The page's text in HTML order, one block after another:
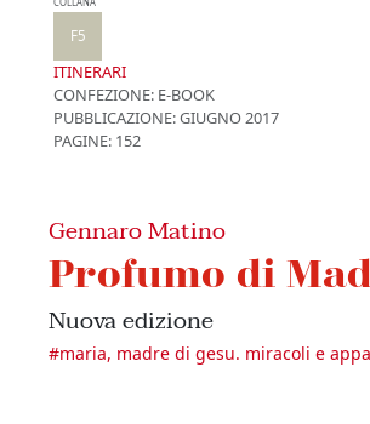
COLLANA
F5
ITINERARI
CONFEZIONE: E-BOOK
PUBBLICAZIONE:GIUGNO 2017
PAGINE: 152
Gennaro Matino
Profumo di
Nuova edizione
#maria, madre di gesu. miracoli e